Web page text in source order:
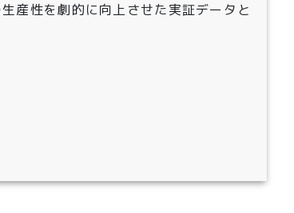
産性を劇的に向上させた実証データと